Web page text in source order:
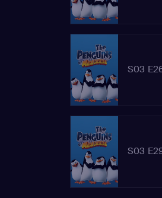
S03
S03